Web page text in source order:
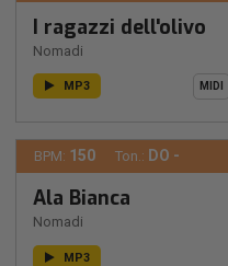
I ragazzi dell'olivo
Nomadi
MP3 MIDI
BPM: 150 Ton.: DO -
Ala Bianca
Nomadi
MP3